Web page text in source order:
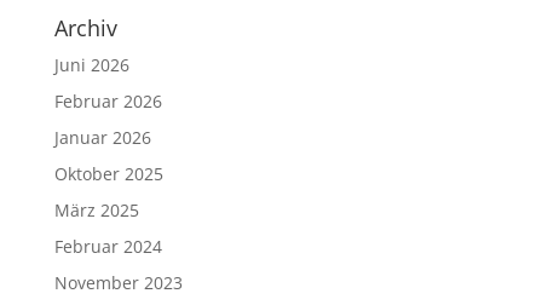
Archiv
Juni 2026
Februar 2026
Januar 2026
Oktober 2025
März 2025
Februar 2024
November 2023